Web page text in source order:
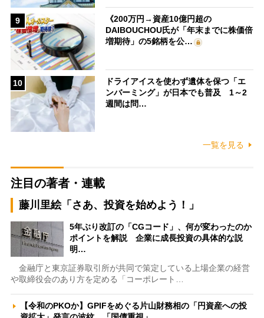
9
《200万円→資産10億円超の
DAIBOUCHOU氏が「年末までに株価倍
増期待」の5銘柄を公…
10
ドライアイスを使わず遺体を保つ「エ
ンバーミング」が日本でも普及 1～2
週間は問…
一覧を見る
注目の著者・連載
藤川里絵「さあ、投資を始めよう！」
5年ぶり改訂の「CGコード」、何が変わったのか
ポイントを解説 企業に成長投資の具体的な説
明…
金融庁と東京証券取引所が共同で策定している上場企業の経営
や取締役会のあり方を定める「コーポレート…
【令和のPKOか】GPIFをめぐる片山財務相の「円資産への投